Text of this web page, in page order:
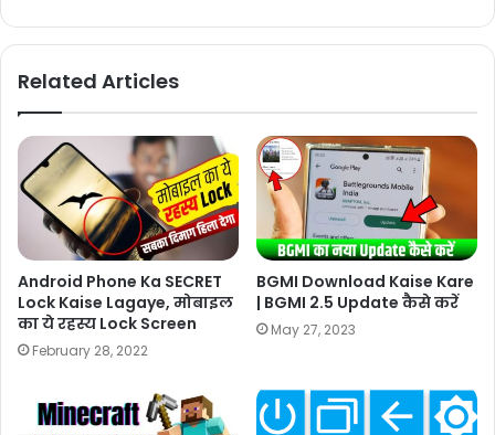
Related Articles
Android Phone Ka SECRET
Lock Kaise Lagaye, मोबाइल
का ये रहस्य Lock Screen
February 28, 2022
BGMI Download Kaise Kare
| BGMI 2.5 Update कैसे करें
May 27, 2023